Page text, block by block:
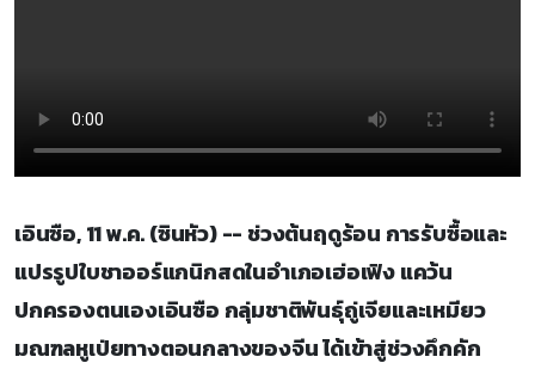
เอินซือ, 11 พ.ค. (ซินหัว) -- ช่วงต้นฤดูร้อน การรับซื้อและ
แปรรูปใบชาออร์แกนิกสดในอำเภอเฮ่อเฟิง แคว้น
ปกครองตนเองเอินซือ กลุ่มชาติพันธุ์ถู่เจียและเหมียว
มณฑลหูเป่ยทางตอนกลางของจีน ได้เข้าสู่ช่วงคึกคัก